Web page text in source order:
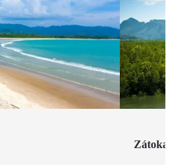
Zátoka